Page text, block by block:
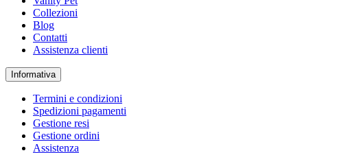
Collezioni
Blog
Contatti
Assistenza clienti
Informativa
Termini e condizioni
Spedizioni pagamenti
Gestione resi
Gestione ordini
Assistenza